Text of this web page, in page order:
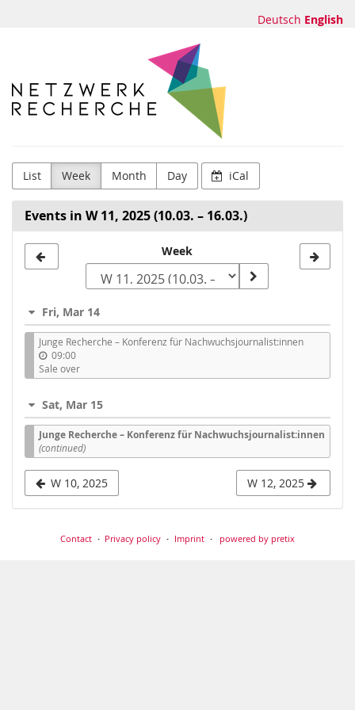
Deutsch English
Recherche
e.V.
List Week Month Day iCal
Events in W 11, 2025 (10.03. – 16.03.)
to
display
Week
Fri, Mar 14
Junge Recherche – Konferenz für Nachwuchsjournalist:innen
09:00
Sale over
Sat, Mar 15
Junge Recherche – Konferenz für Nachwuchsjournalist:innen
(continued)
W 10, 2025 W 12, 2025
Contact Privacy policy Imprint powered by pretix